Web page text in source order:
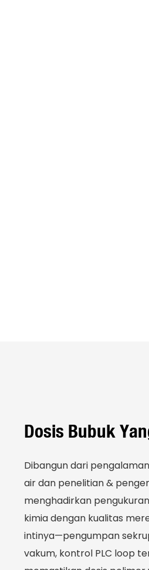
Dosis Bubuk
Dibangun dari
air dan penelitian &
menghadirkan
kimia dengan kualitas
intinya—pengumpan
vakum, kontrol PLC loop